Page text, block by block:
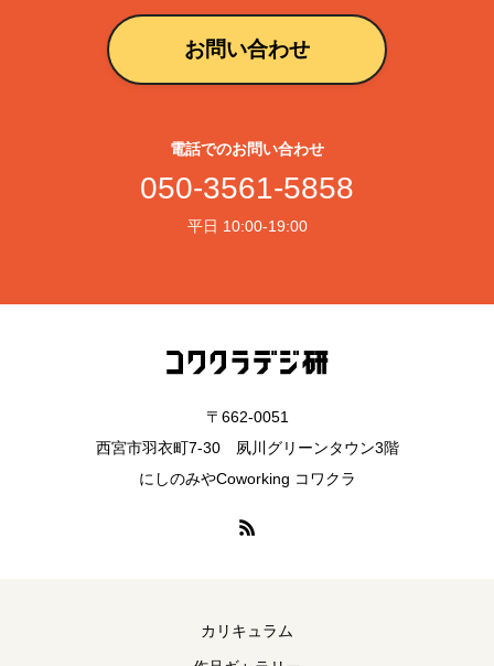
お問い合わせ
電話でのお問い合わせ
050-3561-5858
平日 10:00-19:00
〒662-0051
西宮市羽衣町7-30 夙川グリーンタウン3階
にしのみやCoworking コワクラ
カリキュラム